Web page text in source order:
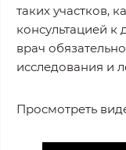
таких участков,
консультацией к
врач
исследования и
Просмотреть